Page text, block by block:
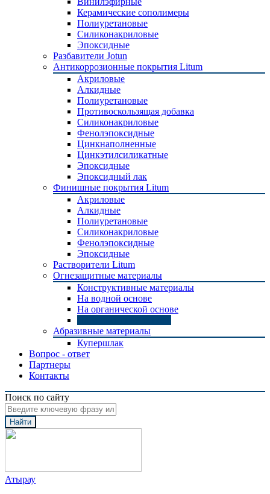
Керамические сополимеры
Полиуретановые
Силиконакриловые
Эпоксидные
Разбавители Jotun
Антикоррозионные покрытия Litum
Акриловые
Алкидные
Полиуретановые
Противоскользящая добавка
Силиконакриловые
Фенолэпоксидные
Цинкнаполненные
Цинкэтилсиликатные
Эпоксидные
Эпоксидный лак
Финишные покрытия Litum
Акриловые
Алкидные
Полиуретановые
Силиконакриловые
Фенолэпоксидные
Эпоксидные
Растворители Litum
Огнезащитные материалы
Конструктивные материалы
На водной основе
На органической основе
Абразивные материалы
Купершлак
Вопрос - ответ
Партнеры
Контакты
Поиск по сайту
Найти
Атырау